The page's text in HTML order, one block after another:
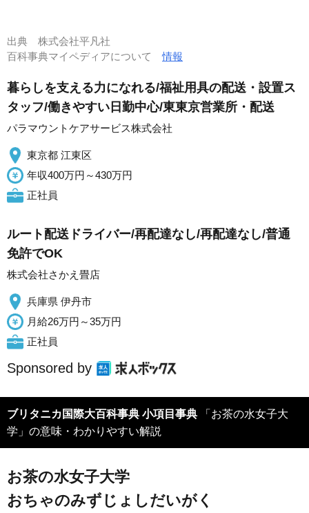
出典 株式会社平凡社
百科事典マイペディアについて情報
暮らしを支える力になれる/福祉用具の配送・設置ス
タッフ/働きやすい日勤中心/東東京営業所・配送
パラマウントケアサービス株式会社
東京都 江東区
年収400万円～430万円
正社員
ルート配送ドライバー/再配達なし/再配達なし/普通
免許でOK
株式会社さかえ畳店
兵庫県 伊丹市
月給26万円～35万円
正社員
Sponsored by
ブリタニカ国際大百科事典 小項目事典 「お茶の水女子大
学」の意味・わかりやすい解説
お茶の水女子大学
おちゃのみずじょしだいがく